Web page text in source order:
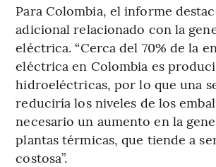
Para Colombia, el informe
adicional relacionado con la
eléctrica. “Cerca del 70% de la
eléctrica en Colombia es
hidroeléctricas, por lo que una
reduciría los niveles de los
necesario un aumento en la
plantas térmicas, que tiende a
costosa”.